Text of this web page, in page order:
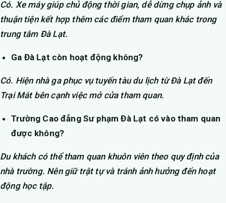
Có. Xe máy giúp chủ động thời gian, dễ dừng chụp ảnh và
thuận tiện kết hợp thêm các điểm tham quan khác trong
trung tâm Đà Lạt.
Ga Đà Lạt còn hoạt động không?
Có. Hiện nhà ga phục vụ tuyến tàu du lịch từ Đà Lạt đến
Trại Mát bên cạnh việc mở cửa tham quan.
Trường Cao đẳng Sư phạm Đà Lạt có vào tham quan
được không?
Du khách có thể tham quan khuôn viên theo quy định của
nhà trường. Nên giữ trật tự và tránh ảnh hưởng đến hoạt
động học tập.